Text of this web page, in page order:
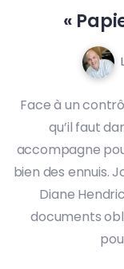
«
Face à un
qu’il faut
accompagne
bien des ennuis.
Diane
documents